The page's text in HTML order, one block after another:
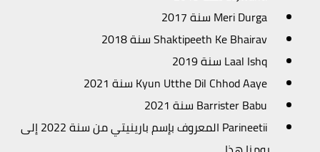
Parineetii المعروف بإسم بارينيتي من سنة 2022 إلى